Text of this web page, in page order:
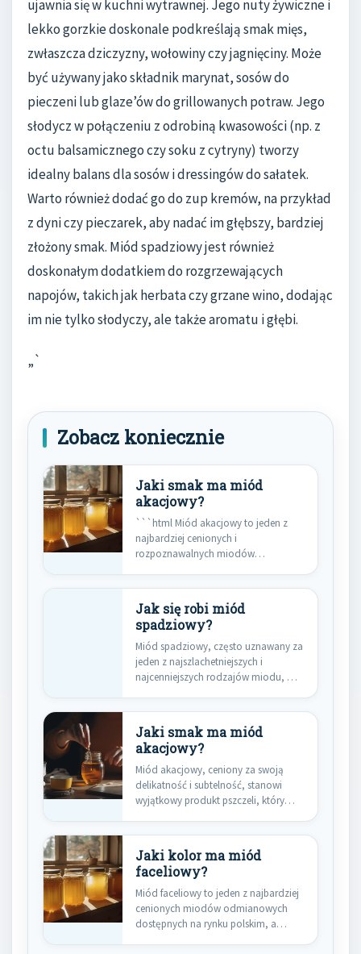
ujawnia się w kuchni wytrawnej. Jego nuty żywiczne i
lekko gorzkie doskonale podkreślają smak mięs,
zwłaszcza dziczyzny, wołowiny czy jagnięciny. Może
być używany jako składnik marynat, sosów do
pieczeni lub glaze’ów do grillowanych potraw. Jego
słodycz w połączeniu z odrobiną kwasowości (np. z
octu balsamicznego czy soku z cytryny) tworzy
idealny balans dla sosów i dressingów do sałatek.
Warto również dodać go do zup kremów, na przykład
z dyni czy pieczarek, aby nadać im głębszy, bardziej
złożony smak. Miód spadziowy jest również
doskonałym dodatkiem do rozgrzewających
napojów, takich jak herbata czy grzane wino, dodając
im nie tylko słodyczy, ale także aromatu i głębi.
„`
Zobacz koniecznie
Jaki smak ma miód
akacjowy?
```html Miód akacjowy to jeden z
najbardziej cenionych i
rozpoznawalnych miodów
Jak się robi miód
spadziowy?
Miód spadziowy, często uznawany za
jeden z najszlachetniejszych i
najcenniejszych rodzajów miodu, ma
Jaki smak ma miód
akacjowy?
Miód akacjowy, ceniony za swoją
delikatność i subtelność, stanowi
wyjątkowy produkt pszczeli, który
Jaki kolor ma miód
faceliowy?
Miód faceliowy to jeden z najbardziej
cenionych miodów odmianowych
dostępnych na rynku polskim, a